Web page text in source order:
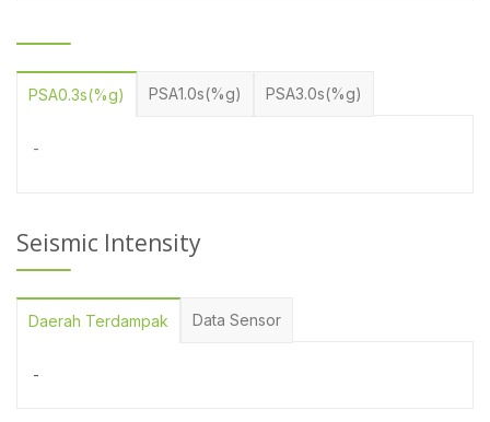
PSA0.3s(%g) PSA1.0s(%g) PSA3.0s(%g)
-
Seismic Intensity
Daerah Terdampak Data Sensor
-